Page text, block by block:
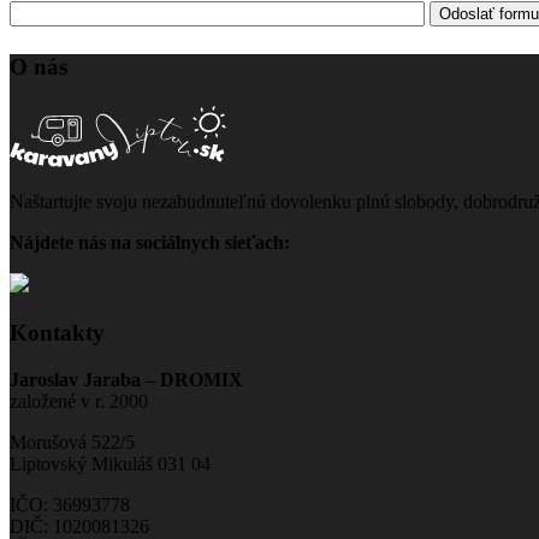
O nás
Naštartujte svoju nezabudnuteľnú dovolenku plnú slobody,
Nájdete nás na sociálnych sieťach:
Kontakty
Jaroslav Jaraba – DROMIX
založené v r. 2000
Morušová 522/5
Liptovský Mikuláš 031 04
IČO: 36993778
DIČ: 1020081326